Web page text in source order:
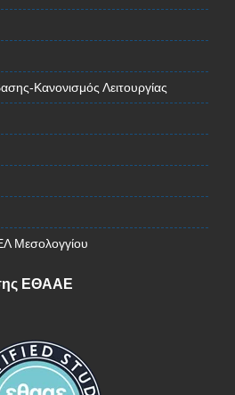
Κανονισμός Λειτουργίας
Μεσολογγίου
ΕΘΑΑΕ